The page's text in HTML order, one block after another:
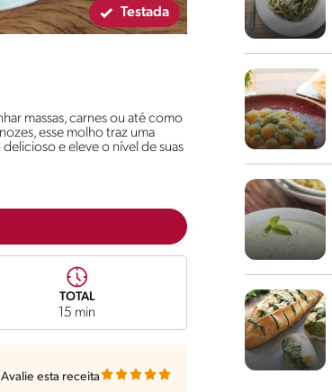
Testada
massas, carnes ou até como
esse molho traz uma
e eleve o nível de suas
TOTAL
15 min
Avalie esta receita